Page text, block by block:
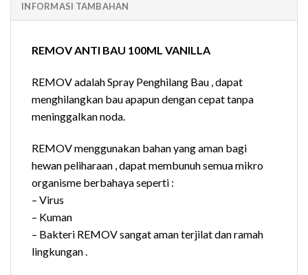
INFORMASI TAMBAHAN
REMOV ANTI BAU 100ML VANILLA
REMOV adalah Spray Penghilang Bau , dapat
menghilangkan bau apapun dengan cepat tanpa
meninggalkan noda.
REMOV menggunakan bahan yang aman bagi
hewan peliharaan , dapat membunuh semua mikro
organisme berbahaya seperti :
– Virus
– Kuman
– Bakteri REMOV sangat aman terjilat dan ramah
lingkungan .